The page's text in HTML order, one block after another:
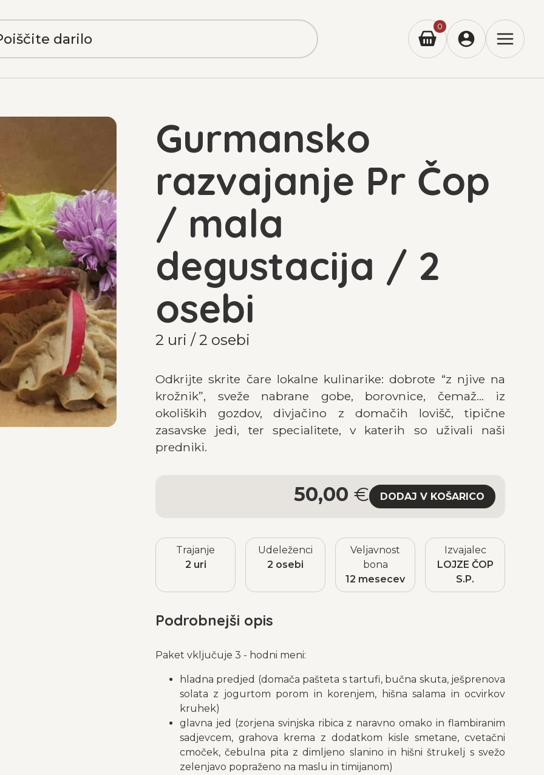
0
Gurmansko
razvajanje Pr Čop
/ mala
degustacija / 2
osebi
2 uri / 2 osebi
Odkrijte skrite čare lokalne kulinarike: dobrote “z njive na
krožnik”, sveže nabrane gobe, borovnice, čemaž… iz
okoliških gozdov, divjačino z domačih lovišč, tipične
zasavske jedi, ter specialitete, v katerih so uživali naši
predniki.
50,00 €
Trajanje
2 uri
Udeleženci
2 osebi
Veljavnost
bona
12 mesecev
Izvajalec
LOJZE ČOP
S.P.
Podrobnejši opis
Paket vključuje 3 - hodni meni:
hladna predjed (domača pašteta s tartufi, bučna skuta, ješprenova
solata z jogurtom porom in korenjem, hišna salama in ocvirkov
kruhek)
glavna jed (zorjena svinjska ribica z naravno omako in flambiranim
sadjevcem, grahova krema z dodatkom kisle smetane, cvetačni
cmoček, čebulna pita z dimljeno slanino in hišni štrukelj s svežo
zelenjavo popraženo na maslu in timijanom)